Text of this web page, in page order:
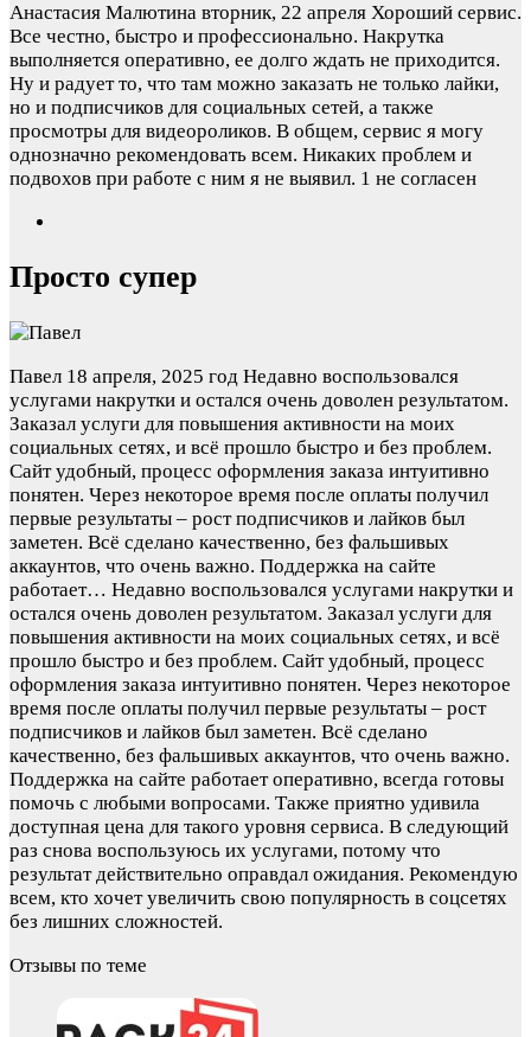
Анастасия Малютина вторник, 22 апреля Хороший сервис.
Все честно, быстро и профессионально. Накрутка
выполняется оперативно, ее долго ждать не приходится.
Ну и радует то, что там можно заказать не только лайки,
но и подписчиков для социальных сетей, а также
просмотры для видеороликов. В общем, сервис я могу
однозначно рекомендовать всем. Никаких проблем и
подвохов при работе с ним я не выявил. 1 не согласен
Просто супер
Павел 18 апреля, 2025 год Недавно воспользовался
услугами накрутки и остался очень доволен результатом.
Заказал услуги для повышения активности на моих
социальных сетях, и всё прошло быстро и без проблем.
Сайт удобный, процесс оформления заказа интуитивно
понятен. Через некоторое время после оплаты получил
первые результаты – рост подписчиков и лайков был
заметен. Всё сделано качественно, без фальшивых
аккаунтов, что очень важно. Поддержка на сайте
работает… Недавно воспользовался услугами накрутки и
остался очень доволен результатом. Заказал услуги для
повышения активности на моих социальных сетях, и всё
прошло быстро и без проблем. Сайт удобный, процесс
оформления заказа интуитивно понятен. Через некоторое
время после оплаты получил первые результаты – рост
подписчиков и лайков был заметен. Всё сделано
качественно, без фальшивых аккаунтов, что очень важно.
Поддержка на сайте работает оперативно, всегда готовы
помочь с любыми вопросами. Также приятно удивила
доступная цена для такого уровня сервиса. В следующий
раз снова воспользуюсь их услугами, потому что
результат действительно оправдал ожидания. Рекомендую
всем, кто хочет увеличить свою популярность в соцсетях
без лишних сложностей.
Отзывы по теме